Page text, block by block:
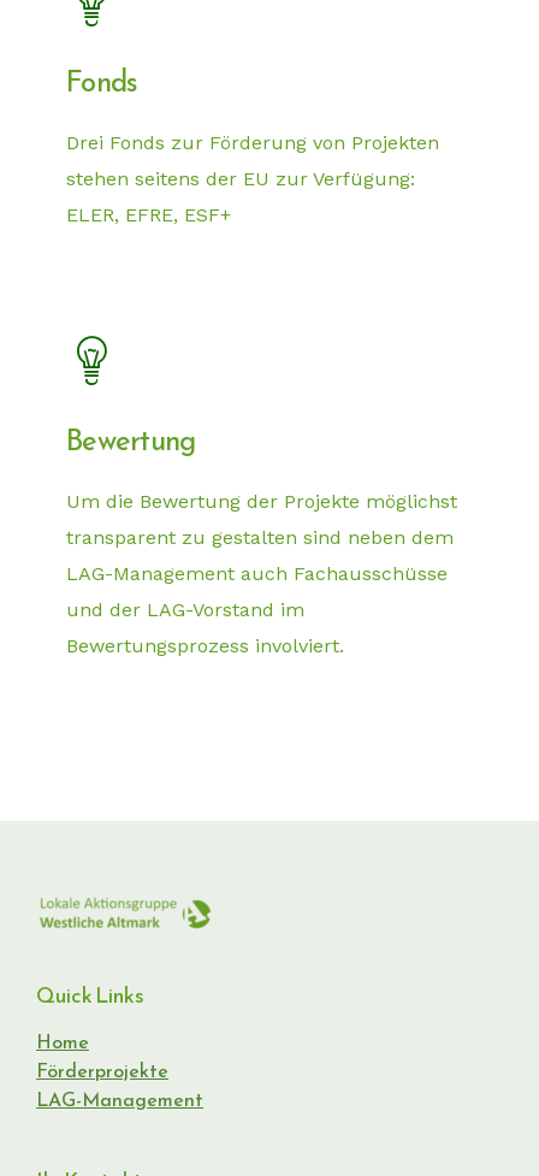
Fonds
Drei Fonds zur Förderung von Projekten
stehen seitens der EU zur Verfügung:
ELER, EFRE, ESF+
Bewertung
Um die Bewertung der Projekte möglichst
transparent zu gestalten sind neben dem
LAG-Management auch Fachausschüsse
und der LAG-Vorstand im
Bewertungsprozess involviert.
Quick Links
Home
Förderprojekte
LAG-Management